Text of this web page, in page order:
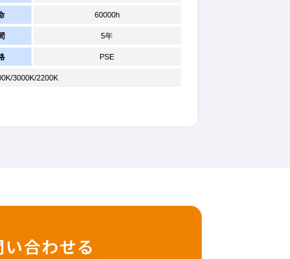
60000h
5年
PSE
3000K/2200K
合わせる